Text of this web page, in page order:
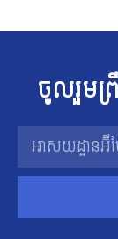
ចូលរួម​ព្